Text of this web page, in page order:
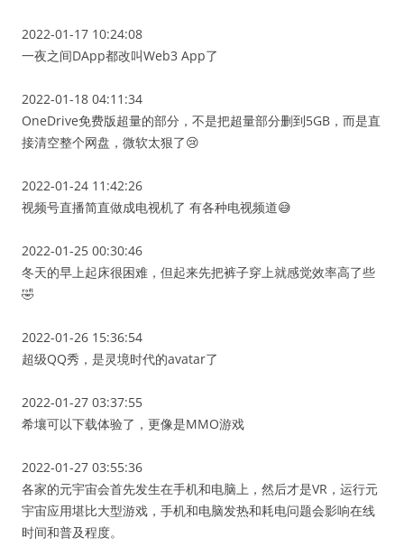
2022-01-17 10:24:08
一夜之间DApp都改叫Web3 App了
2022-01-18 04:11:34
OneDrive免费版超量的部分，不是把超量部分删到5GB，而是直
接清空整个网盘，微软太狠了😢
2022-01-24 11:42:26
视频号直播简直做成电视机了 有各种电视频道😅
2022-01-25 00:30:46
冬天的早上起床很困难，但起来先把裤子穿上就感觉效率高了些
🤣
2022-01-26 15:36:54
超级QQ秀，是灵境时代的avatar了
2022-01-27 03:37:55
希壤可以下载体验了，更像是MMO游戏
2022-01-27 03:55:36
各家的元宇宙会首先发生在手机和电脑上，然后才是VR，运行元
宇宙应用堪比大型游戏，手机和电脑发热和耗电问题会影响在线
时间和普及程度。